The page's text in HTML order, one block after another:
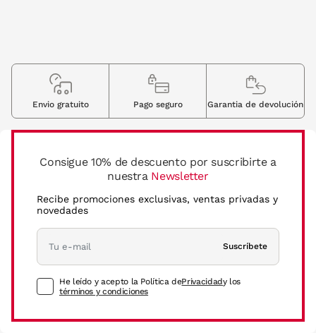
Consigue 10% de descuento por suscribirte a
nuestra Newsletter
Recibe promociones exclusivas, ventas privadas y
novedades
Suscríbete
He leído y acepto la Política dePrivacidady los
términos y condiciones
Envio gratuito Pago seguro Garantia de devolución